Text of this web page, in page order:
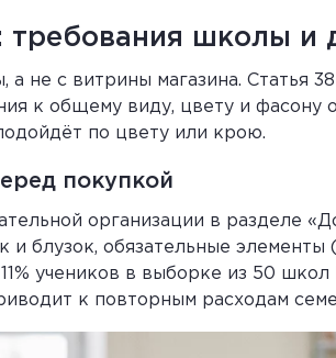
школы и
не с витрины магазина. Статья
к общему виду, цвету и фасону
по цвету или крою.
покупкой
организации в разделе
блузок, обязательные элементы
учеников в выборке из 50 школ
к повторным расходам